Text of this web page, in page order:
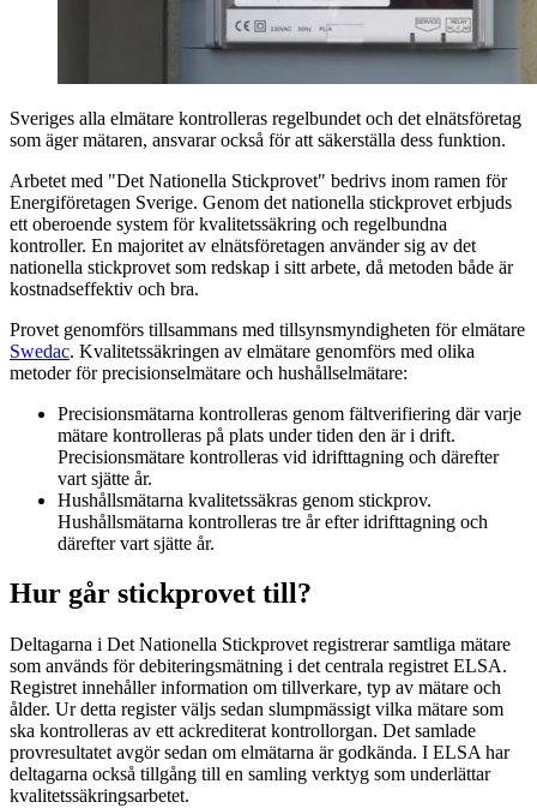
Sveriges alla elmätare kontrolleras regelbundet och det elnätsföretag
som äger mätaren, ansvarar också för att säkerställa dess funktion.
Arbetet med "Det Nationella Stickprovet" bedrivs inom ramen för
Energiföretagen Sverige. Genom det nationella stickprovet erbjuds
ett oberoende system för kvalitetssäkring och regelbundna
kontroller. En majoritet av elnätsföretagen använder sig av det
nationella stickprovet som redskap i sitt arbete, då metoden både är
kostnadseffektiv och bra.
Provet genomförs tillsammans med tillsynsmyndigheten för elmätare
Swedac. Kvalitetssäkringen av elmätare genomförs med olika
metoder för precisionselmätare och hushållselmätare:
Precisionsmätarna kontrolleras genom fältverifiering där varje
mätare kontrolleras på plats under tiden den är i drift.
Precisionsmätare kontrolleras vid idrifttagning och därefter
vart sjätte år.
Hushållsmätarna kvalitetssäkras genom stickprov.
Hushållsmätarna kontrolleras tre år efter idrifttagning och
därefter vart sjätte år.
Hur går stickprovet till?
Deltagarna i Det Nationella Stickprovet registrerar samtliga mätare
som används för debiteringsmätning i det centrala registret ELSA.
Registret innehåller information om tillverkare, typ av mätare och
ålder. Ur detta register väljs sedan slumpmässigt vilka mätare som
ska kontrolleras av ett ackrediterat kontrollorgan. Det samlade
provresultatet avgör sedan om elmätarna är godkända. I ELSA har
deltagarna också tillgång till en samling verktyg som underlättar
kvalitetssäkringsarbetet.